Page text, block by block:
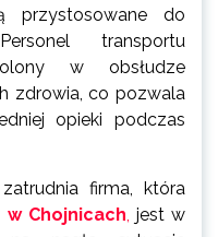
przystosowane do
transportu
w obsłudze
zdrowia, co pozwala
opieki podczas
firma, która
Chojnicach, jest w